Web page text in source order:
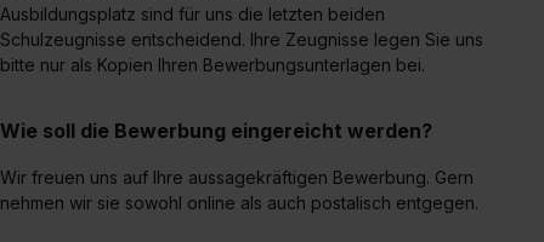
Wirkung für die Zukunft ganz oder teilweise über unsere
Datenschutzerklärung unter dem Punkt „Datenschutz-
Einstellungen“ widerrufen. Weitere Informationen zu den
zeigen“. Weitere Informationen:Datenschutzerklärung
Ausbildungsplatz sind für uns die letzten beiden
Schulzeugnisse entscheidend. Ihre Zeugnisse legen Sie uns
bitte nur als Kopien Ihren Bewerbungsunterlagen bei.
Wie soll die Bewerbung eingereicht werden?
Wir freuen uns auf Ihre aussagekräftigen Bewerbung. Gern
nehmen wir sie sowohl online als auch postalisch entgegen.